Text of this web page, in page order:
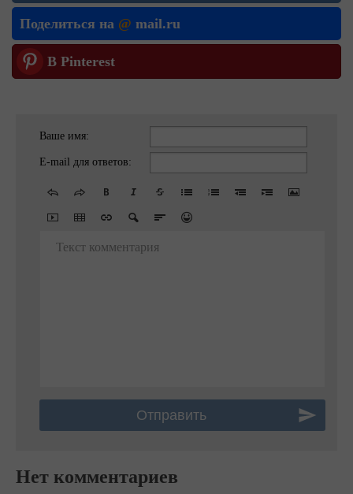
Поделиться на @ mail.ru
В Pinterest
Ваше имя:
E-mail для ответов:
Текст комментария
Нет комментариев